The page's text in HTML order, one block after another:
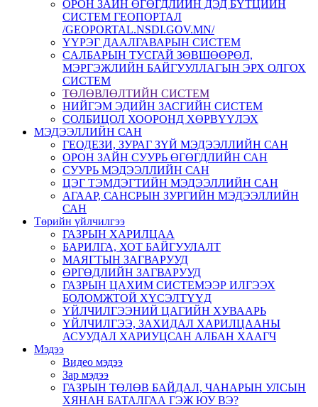
ОРОН ЗАЙН ӨГӨГДЛИЙН ДЭД БҮТЦИЙН
СИСТЕМ ГЕОПОРТАЛ
/GEOPORTAL.NSDI.GOV.MN/
ҮҮРЭГ ДААЛГАВАРЫН СИСТЕМ
CАЛБАРЫН ТУСГАЙ ЗӨВШӨӨРӨЛ,
МЭРГЭЖЛИЙН БАЙГУУЛЛАГЫН ЭРХ ОЛГОХ
СИСТЕМ
ТӨЛӨВЛӨЛТИЙН СИСТЕМ
НИЙГЭМ ЭДИЙН ЗАСГИЙН СИСТЕМ
СОЛБИЦОЛ ХООРОНД ХӨРВҮҮЛЭХ
МЭДЭЭЛЛИЙН САН
ГЕОДЕЗИ, ЗУРАГ ЗҮЙ МЭДЭЭЛЛИЙН САН
ОРОН ЗАЙН СУУРЬ ӨГӨГДЛИЙН САН
СУУРЬ МЭДЭЭЛЛИЙН САН
ЦЭГ ТЭМДЭГТИЙН МЭДЭЭЛЛИЙН САН
АГААР, САНСРЫН ЗУРГИЙН МЭДЭЭЛЛИЙН
САН
Төрийн үйлчилгээ
ГАЗРЫН ХАРИЛЦАА
БАРИЛГА, ХОТ БАЙГУУЛАЛТ
МАЯГТЫН ЗАГВАРУУД
ӨРГӨДЛИЙН ЗАГВАРУУД
ГАЗРЫН ЦАХИМ СИСТЕМЭЭР ИЛГЭЭХ
БОЛОМЖТОЙ ХҮСЭЛТҮҮД
ҮЙЛЧИЛГЭЭНИЙ ЦАГИЙН ХУВААРЬ
ҮЙЛЧИЛГЭЭ, ЗАХИДАЛ ХАРИЛЦААНЫ
АСУУДАЛ ХАРИУЦСАН АЛБАН ХААГЧ
Мэдээ
Видео мэдээ
Зар мэдээ
ГАЗРЫН ТӨЛӨВ БАЙДАЛ, ЧАНАРЫН УЛСЫН
ХЯНАН БАТАЛГАА ГЭЖ ЮУ ВЭ?